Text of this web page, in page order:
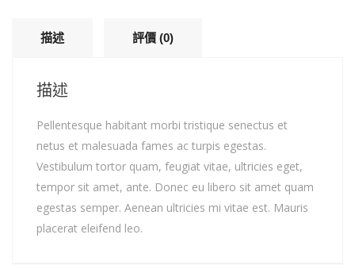
描述 評價 (0)
描述
Pellentesque habitant morbi tristique senectus et
netus et malesuada fames ac turpis egestas.
Vestibulum tortor quam, feugiat vitae, ultricies eget,
tempor sit amet, ante. Donec eu libero sit amet quam
egestas semper. Aenean ultricies mi vitae est. Mauris
placerat eleifend leo.